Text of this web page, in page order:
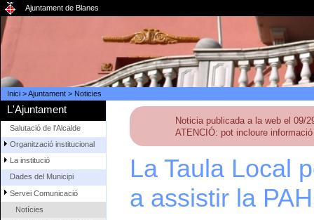
Ajuntament de Blanes
Inici>Ajuntament> Noticies
L'Ajuntament
Salutació de l'Alcalde
Organització institucional
La institució
Dades del Municipi
Servei Comunicació
Notícies
Noticia publicada a la web el 09/
ATENCIÓ: pot incloure
La Taula Local
a assistir la